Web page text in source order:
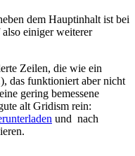
dem Hauptinhalt ist bei
einiger weiterer
Zeilen, die wie ein
das funktioniert aber nicht
gering bemessene
alt Gridism rein:
und nach